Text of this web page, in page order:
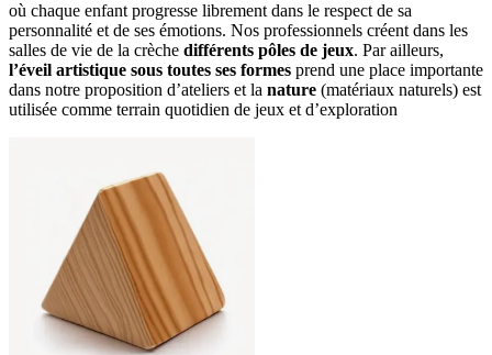
où chaque enfant progresse librement dans le respect de sa
personnalité et de ses émotions. Nos professionnels créent dans les
salles de vie de la crèche différents pôles de jeux
l’éveil artistique sous toutes ses formes prend une place importante
dans notre proposition d’ateliers et la nature (matériaux naturels) est
utilisée comme terrain quotidien de jeux et d’exploration